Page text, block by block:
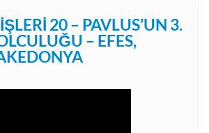
20 – PAVLUS’UN 3.
– EFES,